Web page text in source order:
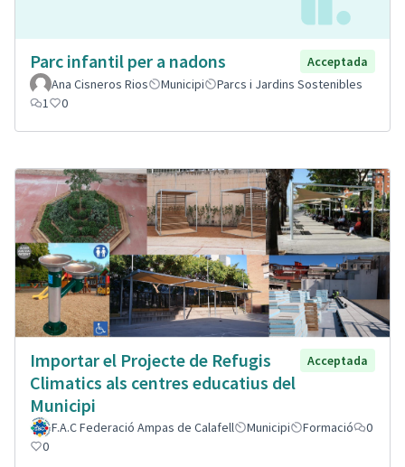
Parc infantil per a nadons
Acceptada
Ana Cisneros Rios
Municipi
Parcs i Jardins Sostenibles
1
0
Importar el Projecte de Refugis
Climatics als centres educatius del
Municipi
Acceptada
F.A.C Federació Ampas de Calafell Municipi Formació
0
0